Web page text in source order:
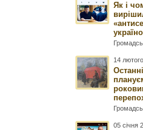
Як і
14
05 січня